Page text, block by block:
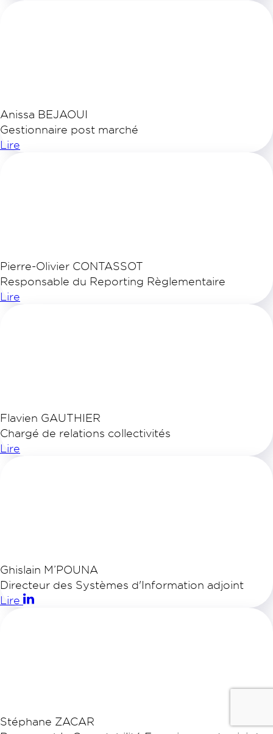
Nous contacter
Anissa BEJAOUI
Gestionnaire post marché
Lire
Pierre-Olivier CONTASSOT
Responsable du Reporting Règlementaire
Lire
Flavien GAUTHIER
Chargé de relations collectivités
Lire
Ghislain M’POUNA
Directeur des Systèmes d'Information adjoint
Lire
Stéphane ZACAR